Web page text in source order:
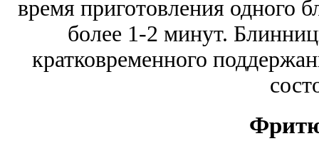
время приготовления одного
более 1-2 минут.
кратковременного